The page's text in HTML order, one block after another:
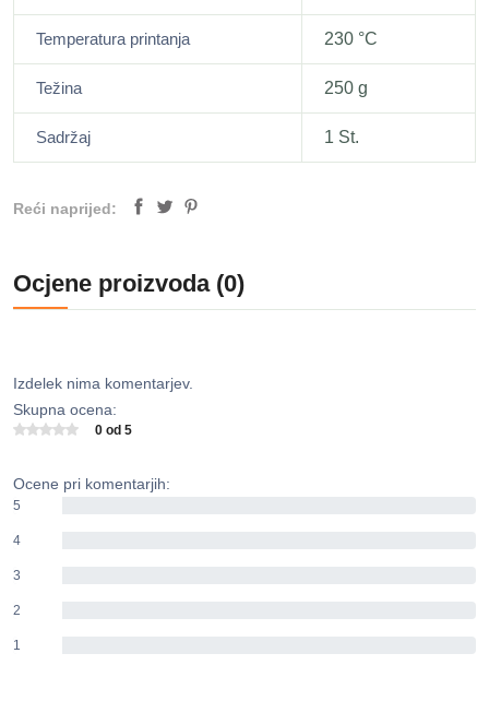
Temperatura printanja 230 °C
Težina 250 g
Sadržaj 1 St.
Reći naprijed:
Ocjene proizvoda (0)
Izdelek nima komentarjev.
Skupna ocena:
0 od 5
Ocene pri komentarjih:
5
4
3
2
1